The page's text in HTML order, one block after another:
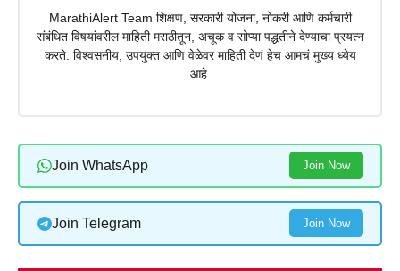
MarathiAlert Team शिक्षण, सरकारी योजना, नोकरी आणि कर्मचारी
संबंधित विषयांवरील माहिती मराठीतून, अचूक व सोप्या पद्धतीने देण्याचा प्रयत्न
करते. विश्वसनीय, उपयुक्त आणि वेळेवर माहिती देणं हेच आमचं मुख्य ध्येय
आहे.
Join WhatsApp Join Now
Join Telegram Join Now